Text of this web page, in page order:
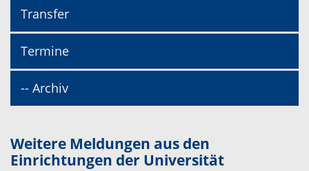
Transfer
Termine
-- Archiv
Weitere Meldungen aus den
Einrichtungen der Universität